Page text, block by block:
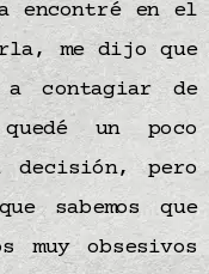
encontré en el
me dijo que
contagiar de
un poco
pero
sabemos que
muy obsesivos